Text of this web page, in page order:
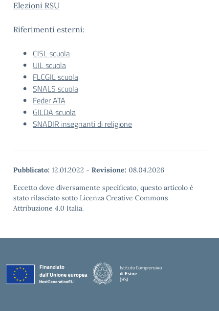
Elezioni RSU
Riferimenti esterni:
CISL scuola
UIL scuola
FLCGIL scuola
SNALS scuola
Feder ATA
GILDA scuola
SNADIR insegnanti di religione
Pubblicato: 12.01.2022 - Revisione: 08.04.2026
Eccetto dove diversamente specificato, questo articolo è
stato rilasciato sotto Licenza Creative Commons
Attribuzione 4.0 Italia.
Istituto Comprensivo
di Esine
(BS)